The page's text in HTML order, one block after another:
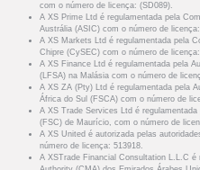
com o número de licença: (SD089).
A XS Prime Ltd é regulamentada pela
Austrália (ASIC) com o número de
A XS Markets Ltd é regulamentada pela
Chipre (CySEC) com o número de
A XS Finance Ltd é regulamentada pela
(LFSA) na Malásia com o número de
A XS ZA (Pty) Ltd é regulamentada pela
África do Sul (FSCA) com o número de
A XS Trade Services Ltd é
(FSC) de Maurício, com o número de
A XS United é autorizada pelas
número de licença: 513918.
A XSTrade Financial Consultation L.L.C